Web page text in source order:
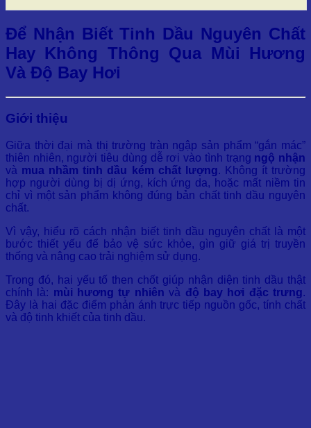
Để Nhận Biết Tinh Dầu Nguyên Chất
Hay Không Thông Qua Mùi Hương
Và Độ Bay Hơi
Giới thiệu
Giữa thời đại mà thị trường tràn ngập sản phẩm “gắn mác”
thiên nhiên, người tiêu dùng dễ rơi vào tình trạng ngộ nhận
và mua nhầm tinh dầu kém chất lượng. Không ít trường
hợp người dùng bị dị ứng, kích ứng da, hoặc mất niềm tin
chỉ vì một sản phẩm không đúng bản chất tinh dầu nguyên
chất.
Vì vậy, hiểu rõ cách nhận biết tinh dầu nguyên chất là một
bước thiết yếu để bảo vệ sức khỏe, gìn giữ giá trị truyền
thống và nâng cao trải nghiệm sử dụng.
Trong đó, hai yếu tố then chốt giúp nhận diện tinh dầu thật
chính là: mùi hương tự nhiên và độ bay hơi đặc trưng.
Đây là hai đặc điểm phản ánh trực tiếp nguồn gốc, tính chất
và độ tinh khiết của tinh dầu.